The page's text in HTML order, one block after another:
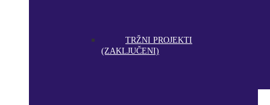
TRŽNI PROJEKTI
(ZAKLJUČENI)